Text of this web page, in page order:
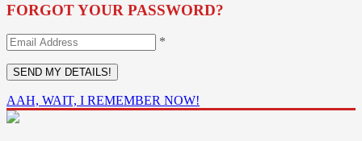
FORGOT YOUR PASSWORD?
*
AAH, WAIT, I REMEMBER NOW!